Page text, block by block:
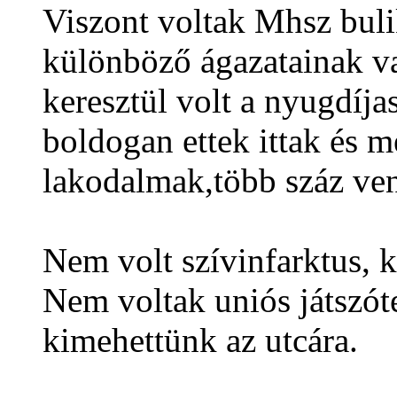
Viszont voltak Mhsz
különböző ágazatainak
keresztül volt a
boldogan ettek ittak és
lakodalmak,több száz
Nem volt szívinfarktus,
Nem voltak uniós
kimehettünk az utcára.